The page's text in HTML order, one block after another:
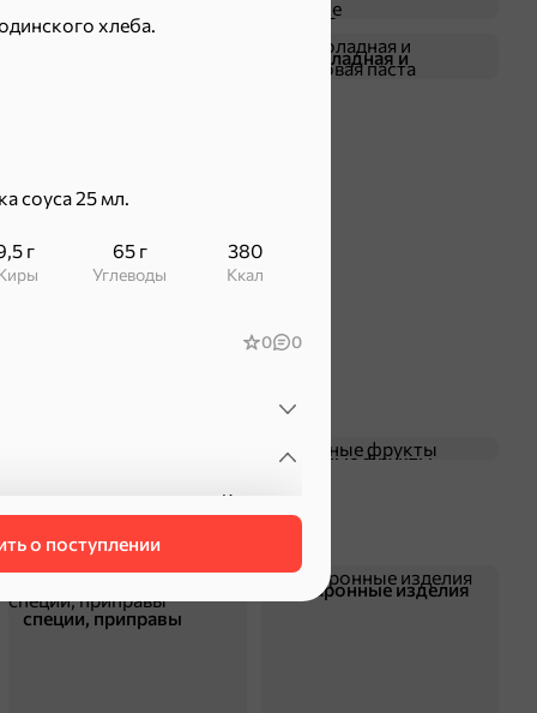
хлеба.
соуса 25 мл.
г
Жиры
65 г
Углеводы
380
ккал
0 0
Кириешки
ООО "КДВ Воронеж"
70 г
о поступлении
Крекер
Драже
Шоколадная и
Сушеные фрукты
специи, приправы
Макаронные изделия